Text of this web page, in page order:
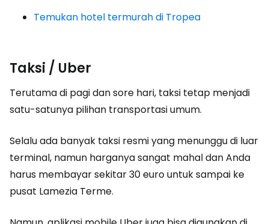
Temukan hotel termurah di Tropea
Taksi / Uber
Terutama di pagi dan sore hari, taksi tetap menjadi
satu-satunya pilihan transportasi umum.
Selalu ada banyak taksi resmi yang menunggu di luar
terminal, namun harganya sangat mahal dan Anda
harus membayar sekitar 30 euro untuk sampai ke
pusat Lamezia Terme.